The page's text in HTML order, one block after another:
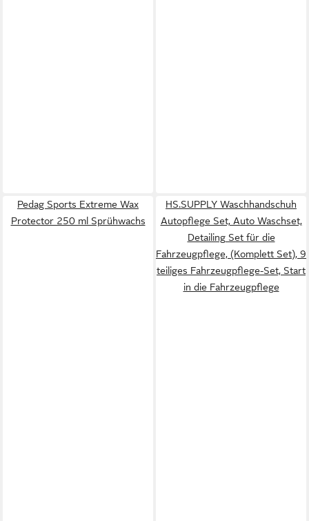
Pedag Sports Extreme Wax
Protector 250 ml Sprühwachs
HS.SUPPLY Waschhandschuh
Autopflege Set, Auto Waschset,
Detailing Set für die
Fahrzeugpflege, (Komplett Set), 9
teiliges Fahrzeugpflege-Set, Start
in die Fahrzeugpflege